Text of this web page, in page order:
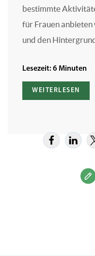
bestimmte
für Frauen anbieten
und den
Lesezeit: 6 Minuten
WEITERLESEN